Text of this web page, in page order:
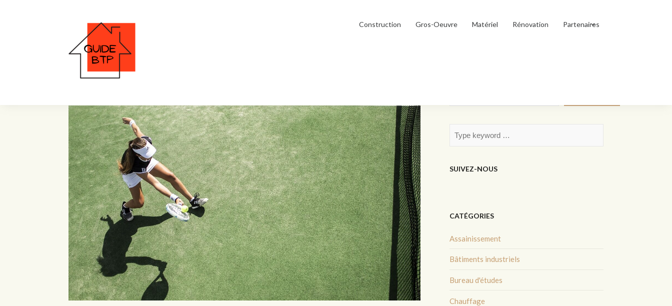
Construction Gros-Oeuvre Matériel Rénovation Partenaires
terrain de tennis
SUIVEZ-NOUS
CATÉGORIES
Assainissement
Bâtiments industriels
Bureau d'études
Chauffage